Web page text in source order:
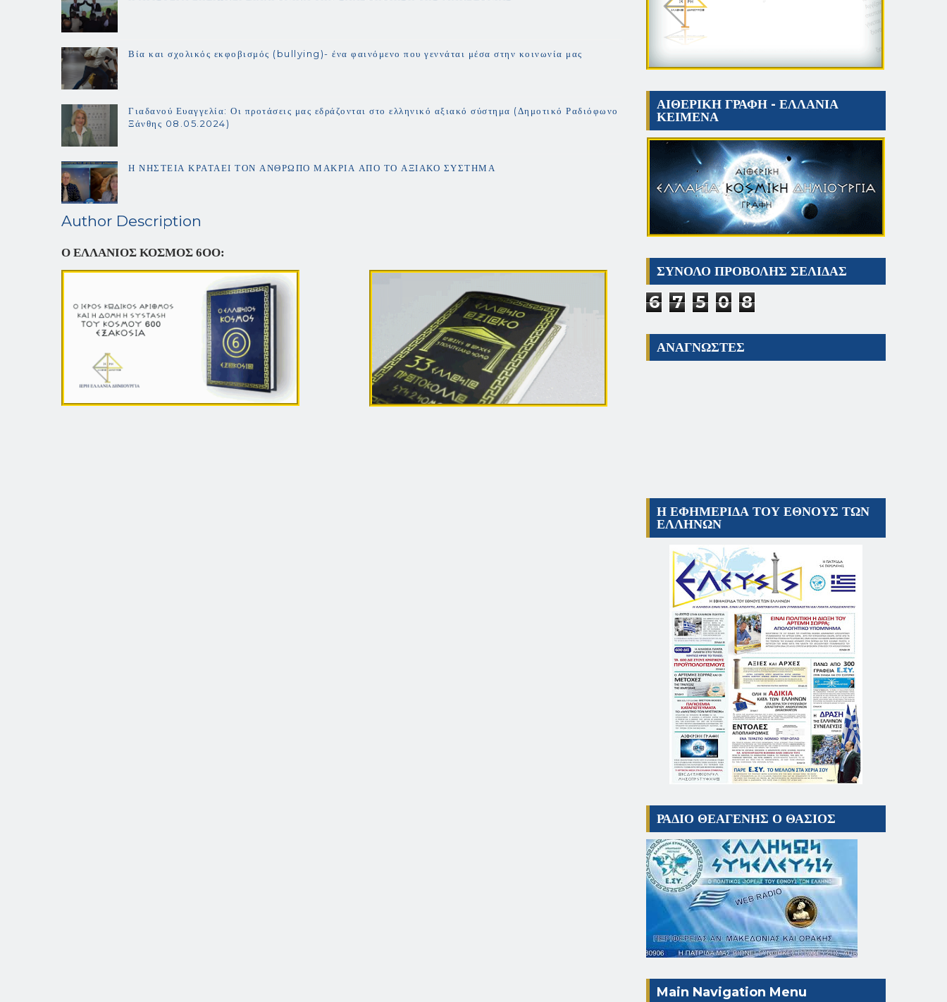
Βία και σχολικός εκφοβισμός (bullying)- ένα φαινόμενο που γεννάται μέσα στην κοινωνία μας
Γιαδανού Ευαγγελία: Οι προτάσεις μας εδράζονται στο ελληνικό αξιακό σύστημα (Δημοτικό Ραδιόφωνο
Ξάνθης 08.05.2024)
Η ΝΗΣΤΕΙΑ ΚΡΑΤΑΕΙ ΤΟΝ ΑΝΘΡΩΠΟ ΜΑΚΡΙΑ ΑΠΟ ΤΟ ΑΞΙΑΚΟ ΣΥΣΤΗΜΑ
Author Description
Ο ΕΛΛΑΝΙΟΣ ΚΟΣΜΟΣ 6ΟΟ:
ΑΙΘΕΡΙΚΗ ΓΡΑΦΗ - ΕΛΛΑΝΙΑ
ΚΕΙΜΕΝΑ
ΣΥΝΟΛΟ ΠΡΟΒΟΛΗΣ ΣΕΛΙΔΑΣ
6 7 5 0 8
ΑΝΑΓΝΩΣΤΕΣ
Η ΕΦΗΜΕΡΙΔΑ ΤΟΥ ΕΘΝΟΥΣ ΤΩΝ
ΕΛΛΗΝΩΝ
ΡΑΔΙΟ ΘΕΑΓΕΝΗΣ Ο ΘΑΣΙΟΣ
Main Navigation Menu